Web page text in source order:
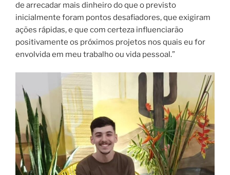
de arrecadar mais dinheiro do que o previsto
inicialmente foram pontos desafiadores, que exigiram
ações rápidas, e que com certeza influenciarão
positivamente os próximos projetos nos quais eu for
envolvida em meu trabalho ou vida pessoal.”